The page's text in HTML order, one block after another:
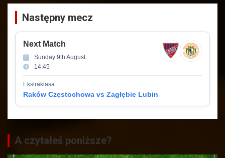
Następny mecz
Next Match
Sunday 9th August
14:45
Ekstraklasa
Raków Częstochowa vs Zagłębie Lubin
A czytałeś poniższe?